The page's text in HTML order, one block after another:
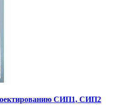
СИП1, СИП2